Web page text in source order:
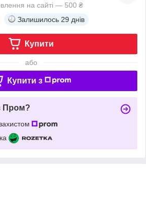
на сайті — 500 ₴
Залишилось 29 днів
Купити
або
Купити з
Пром?